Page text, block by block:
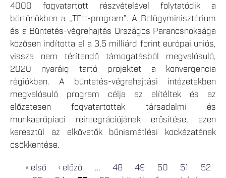
4000 fogvatartott részvételével folytatódik a
börtönökben a „TEtt-program”. A Belügyminisztérium
és a Büntetés-végrehajtás Országos Parancsnoksága
közösen indította el a 3,5 milliárd forint európai uniós,
vissza nem térítendő támogatásból megvalósuló,
2020 nyaráig tartó projektet a konvergencia
régiókban. A büntetés-végrehajtási intézetekben
megvalósuló program célja az elítéltek és az
előzetesen fogvatartottak társadalmi és
munkaerőpiaci reintegrációjának erősítése, ezen
keresztül az elkövetők bűnismétlési kockázatának
csökkentése.
« első ‹ előző … 48 49 50 51
52